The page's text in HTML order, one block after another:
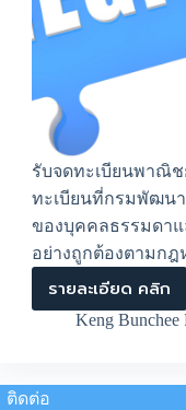
รับจดทะเบียนพาณิ
ทะเบียนที่กรมพัฒน
ของบุคคลธรรมดาแ
อย่างถูกต้องตามกฎ
รายละเอียด คลิก
รับ
จด
ทะเบียน
Keng Bunchee
ติดต่อ